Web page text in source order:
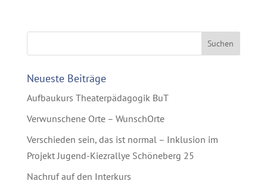
Neueste Beiträge
Aufbaukurs Theaterpädagogik BuT
Verwunschene Orte – WunschOrte
Verschieden sein, das ist normal – Inklusion im
Projekt Jugend-Kiezrallye Schöneberg 25
Nachruf auf den Interkurs